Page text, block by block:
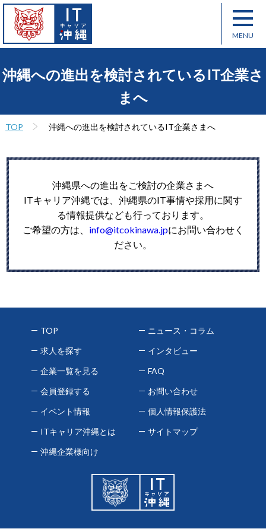
沖縄への進出を検討されているIT企業さ
まへ
TOP 沖縄への進出を検討されているIT企業さまへ
沖縄県への進出をご検討の企業さまへ
ITキャリア沖縄では、沖縄県のIT事情や採用に関す
る情報提供なども行っております。
ご希望の方は、 info@itcokinawa.jpにお問い合わせく
ださい。
TOP
求人を探す
企業一覧を見る
会員登録する
イベント情報
ITキャリア沖縄とは
沖縄企業様向け
ニュース・コラム
インタビュー
FAQ
お問い合わせ
個人情報保護法
サイトマップ